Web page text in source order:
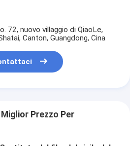
72, nuovo villaggio di QiaoLe,
Canton, Guangdong, Cina
Prezzo Per